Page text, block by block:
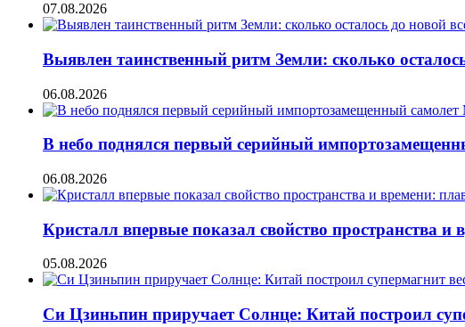
07.08.2026
Выявлен таинственный ритм Земли: сколько
06.08.2026
В небо поднялся первый серийный
06.08.2026
Кристалл впервые показал свойство пространства и
05.08.2026
Си Цзиньпин приручает Солнце: Китай построил